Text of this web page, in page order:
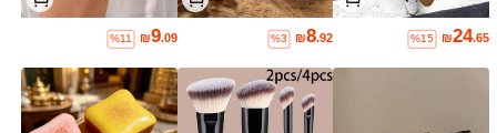
₪24.65
%15
₪8.92
%3
₪9.09
%11